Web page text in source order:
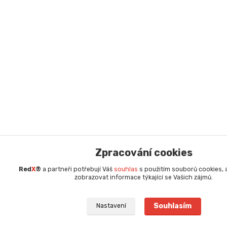
Zpracování cookies
RedX® a partneři potřebují Vášsouhlas s použitím souborů cookies,
zobrazovat informace týkající se Vašich zájmů.
Nastavení Souhlasím